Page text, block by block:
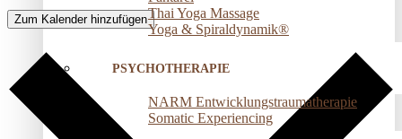
Thai Yoga Massage
Yoga & Spiraldynamik®
PSYCHOTHERAPIE
NARM Entwicklungstraumatherapie
Somatic Experiencing
Zum Kalender hinzufügen